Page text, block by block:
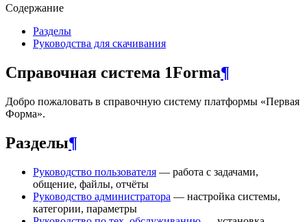
Содержание
Разделы
Руководства для скачивания
Справочная система 1Forma¶
Добро пожаловать в справочную систему платформы «Первая
Форма».
Разделы¶
Руководство пользователя — работа с задачами,
общение, файлы, отчёты
Руководство администратора — настройка системы,
категории, параметры